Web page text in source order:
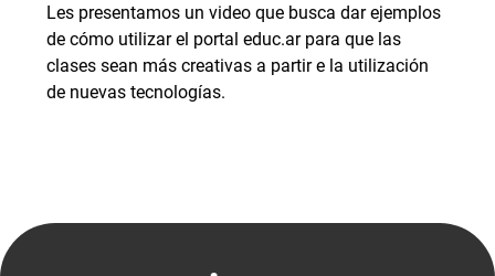
Les presentamos un video que busca dar ejemplos
de cómo utilizar el portal educ.ar para que las
clases sean más creativas a partir e la utilización
de nuevas tecnologías.